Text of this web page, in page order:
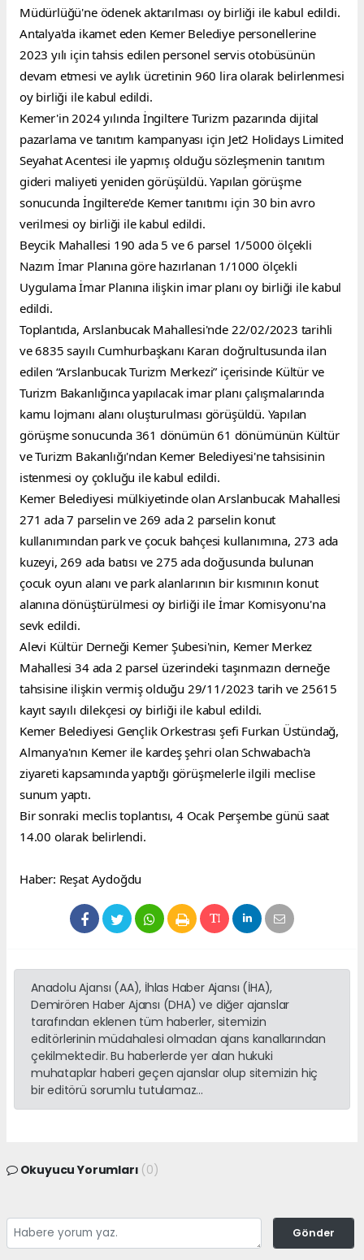
Müdürlüğü'ne ödenek aktarılması oy birliği ile kabul edildi.
Antalya'da ikamet eden Kemer Belediye personellerine
2023 yılı için tahsis edilen personel servis otobüsünün
devam etmesi ve aylık ücretinin 960 lira olarak belirlenmesi
oy birliği ile kabul edildi.
Kemer'in 2024 yılında İngiltere Turizm pazarında dijital
pazarlama ve tanıtım kampanyası için Jet2 Holidays Limited
Seyahat Acentesi ile yapmış olduğu sözleşmenin tanıtım
gideri maliyeti yeniden görüşüldü. Yapılan görüşme
sonucunda İngiltere'de Kemer tanıtımı için 30 bin avro
verilmesi oy birliği ile kabul edildi.
Beycik Mahallesi 190 ada 5 ve 6 parsel 1/5000 ölçekli
Nazım İmar Planına göre hazırlanan 1/1000 ölçekli
Uygulama İmar Planına ilişkin imar planı oy birliği ile kabul
edildi.
Toplantıda, Arslanbucak Mahallesi'nde 22/02/2023 tarihli
ve 6835 sayılı Cumhurbaşkanı Kararı doğrultusunda ilan
edilen “Arslanbucak Turizm Merkezi” içerisinde Kültür ve
Turizm Bakanlığınca yapılacak imar planı çalışmalarında
kamu lojmanı alanı oluşturulması görüşüldü. Yapılan
görüşme sonucunda 361 dönümün 61 dönümünün Kültür
ve Turizm Bakanlığı'ndan Kemer Belediyesi'ne tahsisinin
istenmesi oy çokluğu ile kabul edildi.
Kemer Belediyesi mülkiyetinde olan Arslanbucak Mahallesi
271 ada 7 parselin ve 269 ada 2 parselin konut
kullanımından park ve çocuk bahçesi kullanımına, 273 ada
kuzeyi, 269 ada batısı ve 275 ada doğusunda bulunan
çocuk oyun alanı ve park alanlarının bir kısmının konut
alanına dönüştürülmesi oy birliği ile İmar Komisyonu'na
sevk edildi.
Alevi Kültür Derneği Kemer Şubesi'nin, Kemer Merkez
Mahallesi 34 ada 2 parsel üzerindeki taşınmazın derneğe
tahsisine ilişkin vermiş olduğu 29/11/2023 tarih ve 25615
kayıt sayılı dilekçesi oy birliği ile kabul edildi.
Kemer Belediyesi Gençlik Orkestrası şefi Furkan Üstündağ,
Almanya'nın Kemer ile kardeş şehri olan Schwabach'a
ziyareti kapsamında yaptığı görüşmelerle ilgili meclise
sunum yaptı.
Bir sonraki meclis toplantısı, 4 Ocak Perşembe günü saat
14.00 olarak belirlendi.
Haber: Reşat Aydoğdu
Anadolu Ajansı (AA), İhlas Haber Ajansı (İHA),
Demirören Haber Ajansı (DHA) ve diğer ajanslar
tarafından eklenen tüm haberler, sitemizin
editörlerinin müdahalesi olmadan ajans kanallarından
çekilmektedir. Bu haberlerde yer alan hukuki
muhataplar haberi geçen ajanslar olup sitemizin hiç
bir editörü sorumlu tutulamaz...
Okuyucu Yorumları (0)
Gönder